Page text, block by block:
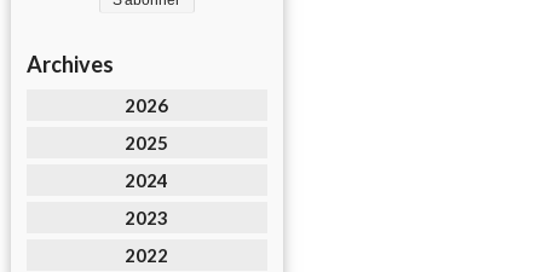
Archives
2026
2025
2024
2023
2022